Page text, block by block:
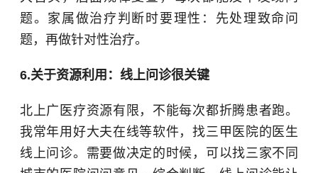
题。家属做治疗判断时要理性：先处理致命问
题，再做针对性治疗。
6.关于资源利用：线上问诊很关键
北上广医疗资源有限，不能每次都折腾患者跑。
我常年用好大夫在线等软件，找三甲医院的医生
线上问诊。需要做决定的时候，可以找三家不同